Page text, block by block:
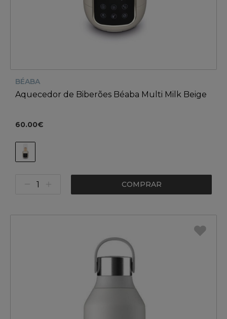
BÉABA
Aquecedor de Biberões Béaba Multi Milk Beige
60.00€
COMPRAR